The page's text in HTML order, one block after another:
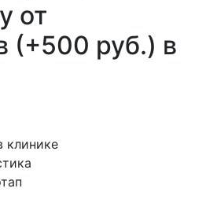
от
(+500 руб.) в
клинике